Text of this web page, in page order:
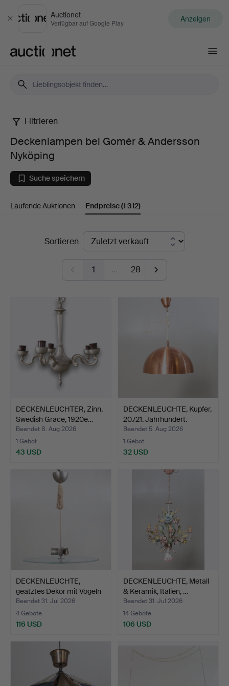
Schließen
Auctionet
Verfügbar auf Google Play Anzeigen
Deckenlampen
bei
Gomér
Nyköping
Filtrieren
Deckenlampen bei Gomér & Andersson
Nyköping
Suche speichern
Laufende Auktionen Endpreise(1 312)
EndpreiseSortieren
1 … 28
DECKENLEUCHTER, Zinn,
Swedish Grace, 1920e…
Beendet 8. Aug 2026
1 Gebot
43 USD
DECKENLEUCHTE, Kupfer,
20./21. Jahrhundert.
Beendet 5. Aug 2026
1 Gebot
32 USD
DECKENLEUCHTE,
geätztes Dekor mit Vögeln
"…
Beendet 31. Jul 2026
4 Gebote
116 USD
DECKENLEUCHTE, Metall
& Keramik, Italien, …
Beendet 31. Jul 2026
14 Gebote
106 USD